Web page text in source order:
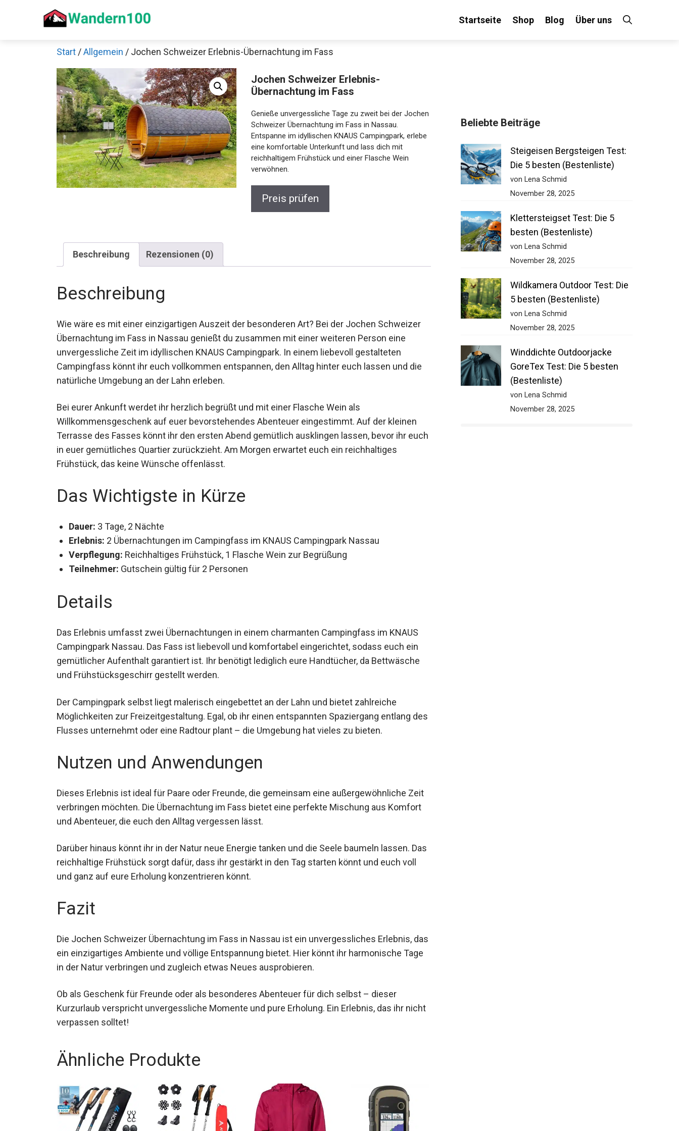
Startseite Shop Blog Über uns
Start /Allgemein / Jochen Schweizer Erlebnis-Übernachtung im Fass
Jochen Schweizer Erlebnis-
Übernachtung im Fass
Genieße unvergessliche Tage zu zweit bei der
Jochen Schweizer Übernachtung im Fass in Nassau.
Entspanne im idyllischen KNAUS Campingpark, erlebe
eine komfortable Unterkunft und lass dich mit
reichhaltigem Frühstück und einer Flasche Wein
verwöhnen.
Preis prüfen
Beschreibung Rezensionen (0)
Beschreibung
Wie wäre es mit einer einzigartigen Auszeit der besonderen Art? Bei der Jochen Schweizer
Übernachtung im Fass in Nassau genießt du zusammen mit einer weiteren Person eine
unvergessliche Zeit im idyllischen KNAUS Campingpark. In einem liebevoll gestalteten
Campingfass könnt ihr euch vollkommen entspannen, den Alltag hinter euch lassen und die
natürliche Umgebung an der Lahn erleben.
Bei eurer Ankunft werdet ihr herzlich begrüßt und mit einer Flasche Wein als
Willkommensgeschenk auf euer bevorstehendes Abenteuer eingestimmt. Auf der kleinen
Terrasse des Fasses könnt ihr den ersten Abend gemütlich ausklingen lassen, bevor ihr
euch in euer gemütliches Quartier zurückzieht. Am Morgen erwartet euch ein reichhaltiges
Frühstück, das keine Wünsche offenlässt.
Das Wichtigste in Kürze
Dauer: 3 Tage, 2 Nächte
Erlebnis: 2 Übernachtungen im Campingfass im KNAUS Campingpark Nassau
Verpflegung: Reichhaltiges Frühstück, 1 Flasche Wein zur Begrüßung
Teilnehmer: Gutschein gültig für 2 Personen
Details
Das Erlebnis umfasst zwei Übernachtungen in einem charmanten Campingfass im KNAUS
Campingpark Nassau. Das Fass ist liebevoll und komfortabel eingerichtet, sodass euch ein
gemütlicher Aufenthalt garantiert ist. Ihr benötigt lediglich eure Handtücher, da Bettwäsche
und Frühstücksgeschirr gestellt werden.
Der Campingpark selbst liegt malerisch eingebettet an der Lahn und bietet zahlreiche
Möglichkeiten zur Freizeitgestaltung. Egal, ob ihr einen entspannten Spaziergang entlang
des Flusses unternehmt oder eine Radtour plant – die Umgebung hat vieles zu bieten.
Nutzen und Anwendungen
Dieses Erlebnis ist ideal für Paare oder Freunde, die gemeinsam eine außergewöhnliche Zeit
verbringen möchten. Die Übernachtung im Fass bietet eine perfekte Mischung aus Komfort
und Abenteuer, die euch den Alltag vergessen lässt.
Darüber hinaus könnt ihr in der Natur neue Energie tanken und die Seele baumeln lassen.
Das reichhaltige Frühstück sorgt dafür, dass ihr gestärkt in den Tag starten könnt und euch
voll und ganz auf eure Erholung konzentrieren könnt.
Fazit
Die Jochen Schweizer Übernachtung im Fass in Nassau ist ein unvergessliches Erlebnis,
das ein einzigartiges Ambiente und völlige Entspannung bietet. Hier könnt ihr harmonische
Tage in der Natur verbringen und zugleich etwas Neues ausprobieren.
Ob als Geschenk für Freunde oder als besonderes Abenteuer für dich selbst – dieser
Kurzurlaub verspricht unvergessliche Momente und pure Erholung. Ein Erlebnis, das ihr
nicht verpassen solltet!
Ähnliche Produkte
Beliebte Beiträge
Steigeisen Bergsteigen Test:
Die 5 besten (Bestenliste)
von Lena Schmid
November 28, 2025
Klettersteigset Test: Die 5
besten (Bestenliste)
von Lena Schmid
November 28, 2025
Wildkamera Outdoor Test: Die
5 besten (Bestenliste)
von Lena Schmid
November 28, 2025
Winddichte Outdoorjacke
GoreTex Test: Die 5 besten
(Bestenliste)
von Lena Schmid
November 28, 2025
Jetzt anschauen